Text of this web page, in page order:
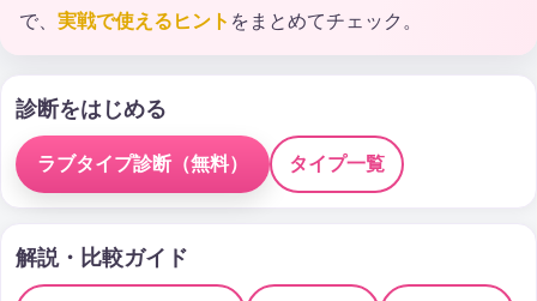
で、 実戦で使えるヒント をまとめてチェック。
診断をはじめる
ラブタイプ診断（無料） タイプ一覧
解説・比較ガイド